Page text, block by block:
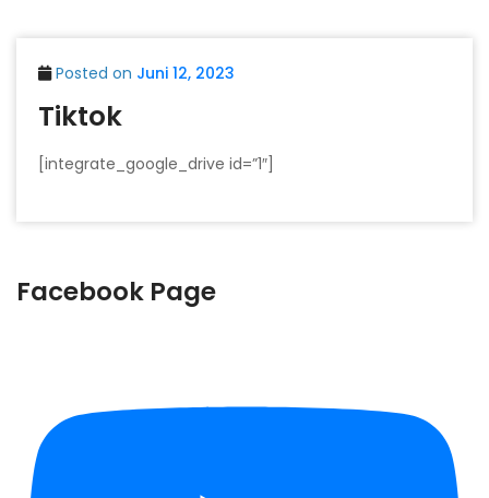
Posted on Juni 12, 2023
Tiktok
[integrate_google_drive id=”1″]
Facebook Page